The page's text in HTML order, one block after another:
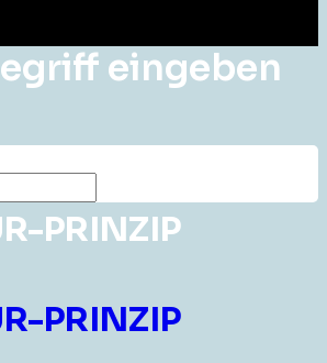
eingeben
PRINZIP
PRINZIP